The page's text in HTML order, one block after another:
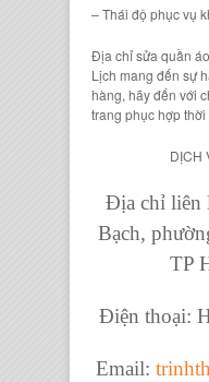
– Thái độ phục vụ
Địa chỉ sửa quần
Lịch mang đến sự
hàng, hãy đến với
trang phục hợp thời
DỊCH
Địa chỉ liên
Bạch,
TP
Điện thoại:
Email: